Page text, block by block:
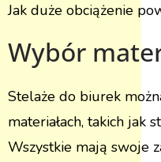
Jak duże obciążenie
Wybór
Stelaże do biurek
materiałach, takich jak
Wszystkie mają swoje